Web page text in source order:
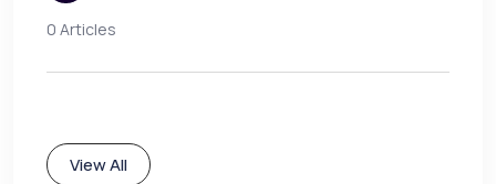
0 Articles
View All